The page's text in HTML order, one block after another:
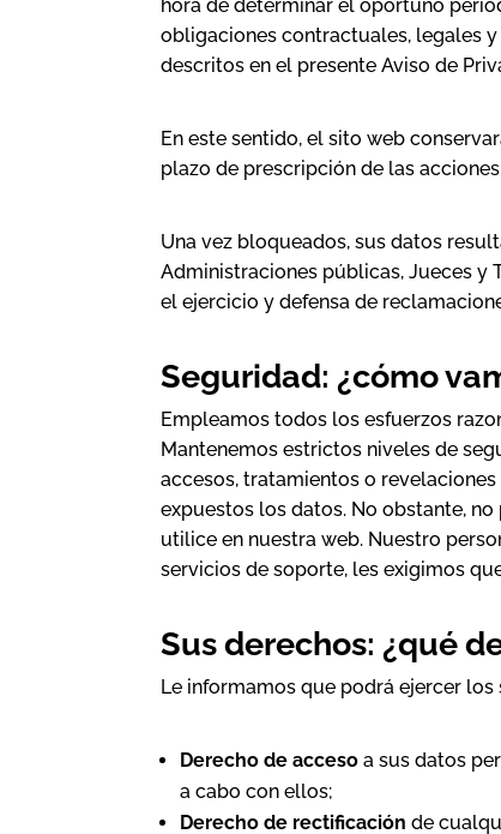
hora de determinar el oportuno
obligaciones contractuales, legales
descritos en el presente Aviso de
En este sentido, el sito web
plazo de prescripción de las
Una vez bloqueados, sus datos
Administraciones públicas, Jueces y
el ejercicio y defensa de
Seguridad: ¿cómo
Empleamos todos los esfuerzos
Mantenemos estrictos niveles de
accesos, tratamientos o
expuestos los datos. No obstante,
utilice en nuestra web. Nuestro
servicios de soporte, les exigimos
Sus derechos: ¿qué
Le informamos que podrá ejercer los
Derecho de accesoa sus datos
a cabo con ellos;
Derecho de rectificaciónde